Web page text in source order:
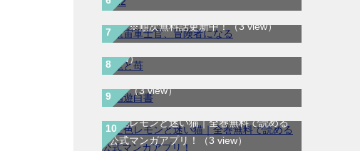
巻！第5巻まで無料で読めるマンガアプ
リ！※順次無料話更新中！（3 view）
龍と苺｜最新刊第4巻！全巻無料で読める
公式マンガアプリ＿サンデーうぇぶり（3
view）
幽遊白書｜全19巻が無料で読める公式マ
ンガアプリ！90年代を代表するバトル漫
画！（3 view）
空色レモンと迷い猫｜全巻無料で読める
公式マンガアプリ！
（3 view）